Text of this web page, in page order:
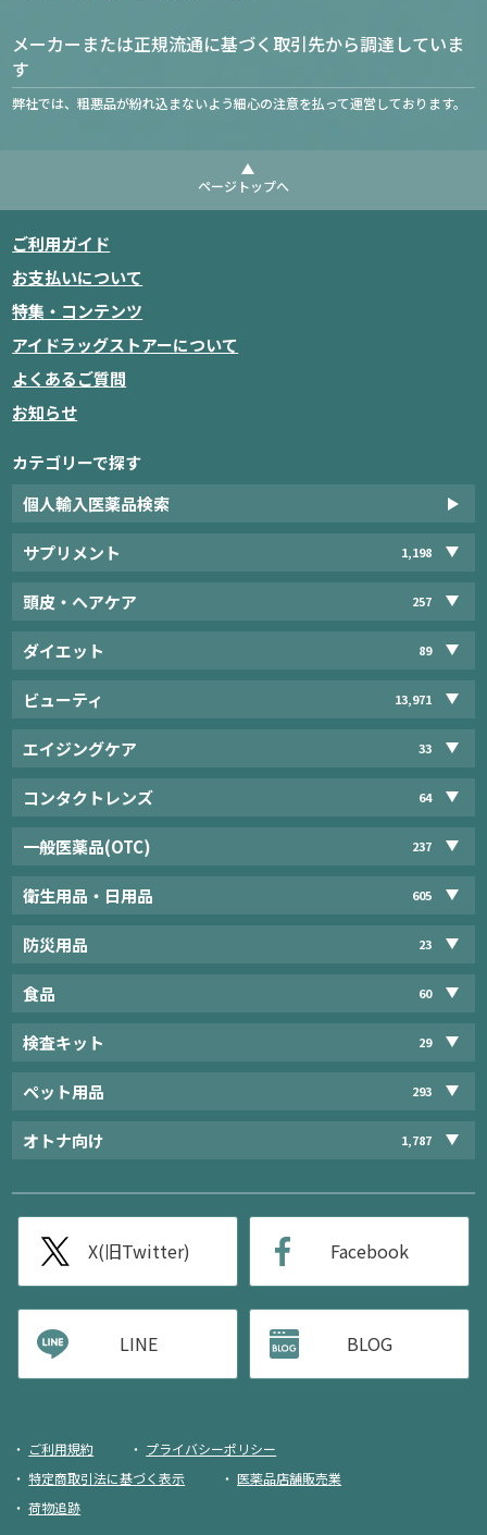
メーカーまたは正規流通に基づく取引先から調達していま
す
弊社では、粗悪品が紛れ込まないよう細心の注意を払って運営しております。
ページトップへ
ご利用ガイド
お支払いについて
特集・コンテンツ
アイドラッグストアーについて
よくあるご質問
お知らせ
カテゴリーで探す
個人輸入医薬品検索
サプリメント 1,198
頭皮・ヘアケア 257
ダイエット 89
ビューティ 13,971
エイジングケア 33
コンタクトレンズ 64
一般医薬品(OTC) 237
衛生用品・日用品 605
防災用品 23
食品 60
検査キット 29
ペット用品 293
オトナ向け 1,787
X(旧Twitter) Facebook
LINE BLOG
ご利用規約
プライバシーポリシー
特定商取引法に基づく表示
医薬品店舗販売業
荷物追跡